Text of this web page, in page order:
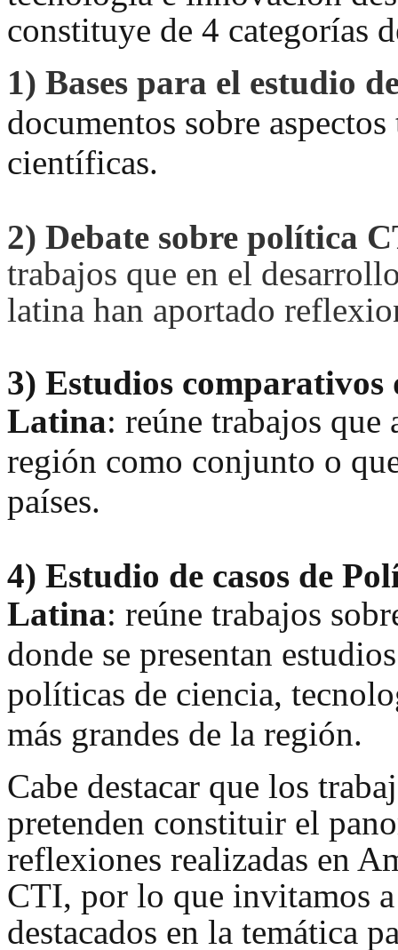
constituye de 4 categorías
1) Bases para el estudio
documentos sobre
científicas.
2) Debate sobre política
trabajos que en el
latina han aportado
3) Estudios
Latina: reúne trabajos que
región como conjunto o
países.
4) Estudio de casos de
Latina: reúne trabajos so
donde se presentan
políticas de ciencia,
más grandes de la región.
Cabe destacar que los
pretenden constituir el
reflexiones realizadas en
CTI, por lo que invitamos
destacados en la temática